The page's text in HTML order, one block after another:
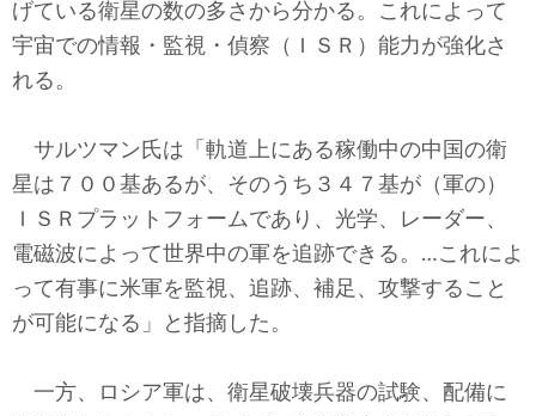
げている衛星の数の多さから分かる。これによって
宇宙での情報・監視・偵察（ＩＳＲ）能力が強化さ
れる。
サルツマン氏は「軌道上にある稼働中の中国の衛
星は７００基あるが、そのうち３４７基が（軍の）
ＩＳＲプラットフォームであり、光学、レーダー、
電磁波によって世界中の軍を追跡できる。…これによ
って有事に米軍を監視、追跡、補足、攻撃すること
が可能になる」と指摘した。
一方、ロシア軍は、衛星破壊兵器の試験、配備に